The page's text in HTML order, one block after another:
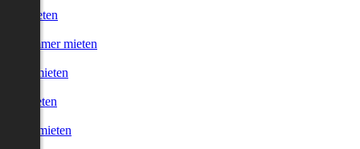
mieten
Zimmer mieten
mieten
mieten